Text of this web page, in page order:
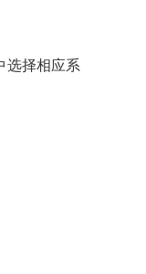
选择相应系